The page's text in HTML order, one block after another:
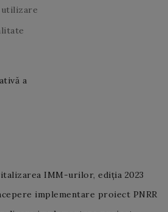
utilizare
IMM-urilor, ediția 2023
implementare proiect PNRR